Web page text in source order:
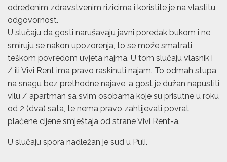
određenim zdravstvenim rizicima i koristite je na vlastitu
odgovornost.
U slučaju da gosti narušavaju javni poredak bukom i ne
smiruju se nakon upozorenja, to se može smatrati
teškom povredom uvjeta najma. U tom slučaju vlasnik i
/ ili Vivi Rent ima pravo raskinuti najam. To odmah stupa
na snagu bez prethodne najave, a gost je dužan napustiti
vilu / apartman sa svim osobama koje su prisutne u roku
od 2 (dva) sata, te nema pravo zahtijevati povrat
plaćene cijene smještaja od strane Vivi Rent-a.
U slučaju spora nadležan je sud u Puli.